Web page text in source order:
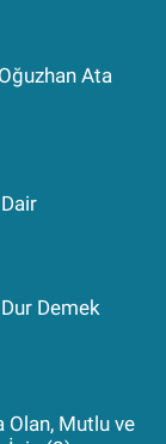
Ata
Demek
Olan, Mutlu ve